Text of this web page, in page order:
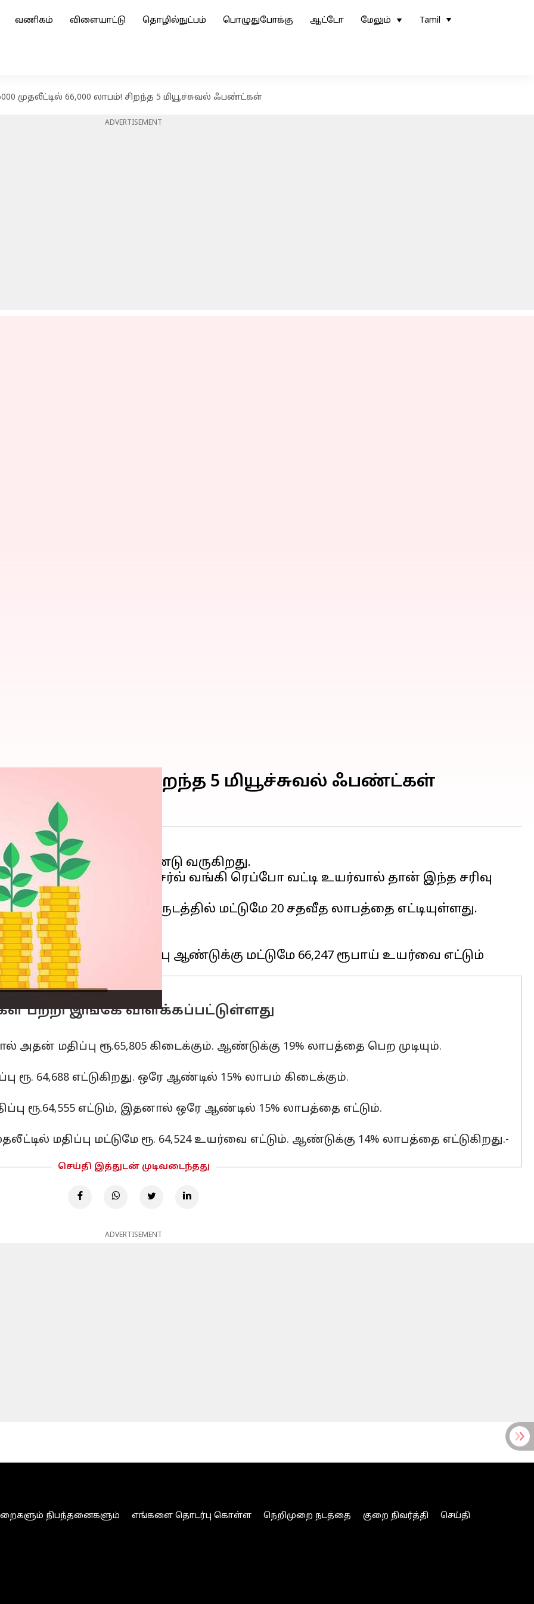
வணிகம் விளையாட்டு தொழில்நுட்பம் பொழுதுபோக்கு ஆட்டோ மேலும் Tamil
முதலீட்டில் 66,000 லாபம்! சிறந்த 5 மியூச்சுவல் ஃபண்ட்கள்
ADVERTISEMENT
66,000 லாபம்! சிறந்த 5 மியூச்சுவல் ஃபண்ட்கள்
வரும் நிலையில், ரிசர்வ் வங்கி ரெப்போ வட்டி உயர்வால் தான் இந்த சரிவு
ஃபண்டுகள் கடந்த ஒரு வருடத்தில் மட்டுமே 20 சதவீத லாபத்தை எட்டியுள்ளது.
பற்றி இங்கே விளக்கப்பட்டுள்ளது
அதன் மதிப்பு ரூ.65,805 கிடைக்கும். ஆண்டுக்கு 19% லாபத்தை பெற முடியும்.
ரூ. 64,688 எட்டுகிறது. ஒரே ஆண்டில் 15% லாபம் கிடைக்கும்.
ரூ.64,555 எட்டும், இதனால் ஒரே ஆண்டில் 15% லாபத்தை எட்டும்.
மதிப்பு மட்டுமே ரூ. 64,524 உயர்வை எட்டும். ஆண்டுக்கு 14% லாபத்தை எட்டுகிறது.-
செய்தி இத்துடன் முடிவடைந்தது
ADVERTISEMENT
நிபந்தனைகளும் எங்களை தொடர்பு கொள்ள நெறிமுறை நடத்தை குறை நிவர்த்தி
செய்தி